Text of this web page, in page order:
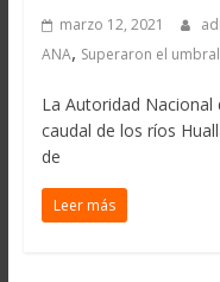
marzo 12, 2021
ANA, Superaron el
La Autoridad Nacional
caudal de los ríos
de
Leer más